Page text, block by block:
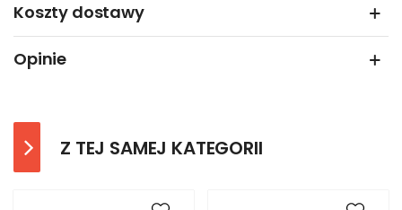
Koszty dostawy
Opinie
Z TEJ SAMEJ KATEGORII